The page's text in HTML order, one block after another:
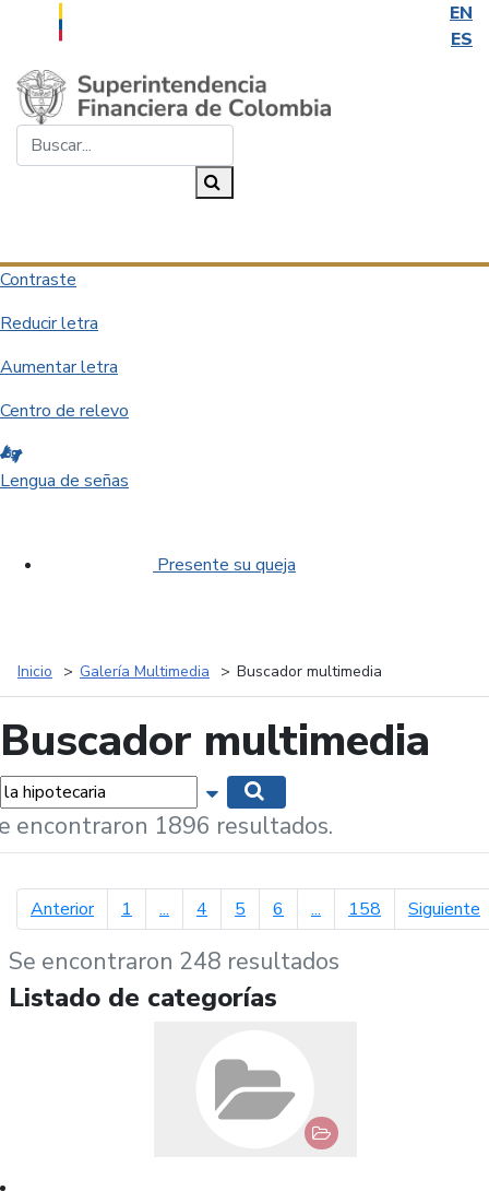
EN
ES
Saltar al contenido principal
Contraste
Reducir letra
Aumentar letra
Centro de relevo
Lengua de señas
Presente su queja
Inicio Galería Multimedia Buscador multimedia
Buscador multimedia
Mostrar opciones de búsqueda
encontraron 1896 resultados.
Anteriorpágina anterior
1 ... 4 5 6 ... 158 Siguiente
Se encontraron 248 resultados
Listado de categorías